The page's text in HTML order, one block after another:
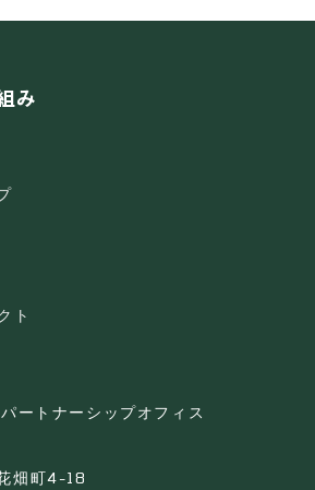
み
ト
ートナーシップオフィス
畑町4-18